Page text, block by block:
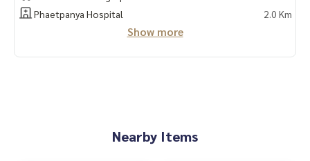
Phaetpanya Hospital
2.0 Km
Show more
Nearby Items